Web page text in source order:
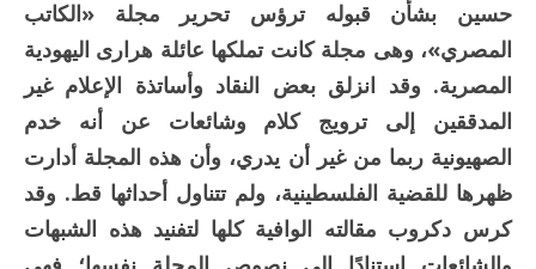
حسين بشأن قبوله ترؤس تحرير مجلة «الكاتب
المصري»، وهى مجلة كانت تملكها عائلة هرارى اليهودية
المصرية. وقد انزلق بعض النقاد وأساتذة الإعلام غير
المدققين إلى ترويج كلام وشائعات عن أنه خدم
الصهيونية ربما من غير أن يدري، وأن هذه المجلة أدارت
ظهرها للقضية الفلسطينية، ولم تتناول أحداثها قط. وقد
كرس دكروب مقالته الوافية كلها لتفنيد هذه الشبهات